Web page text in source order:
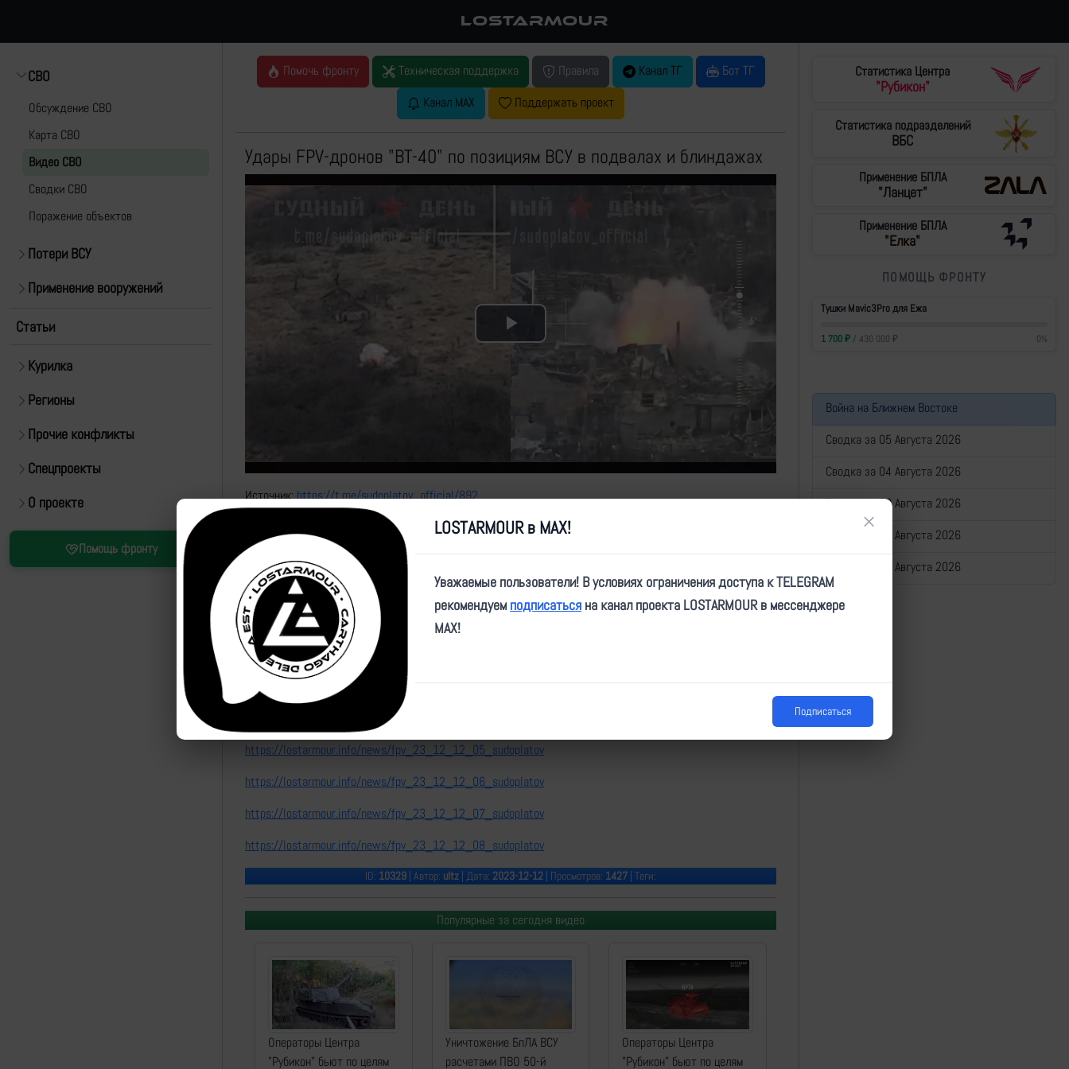
LOSTARMOUR
СВО
Обсуждение СВО
Карта СВО
Видео СВО
Cводки СВО
Поражение объектов
Потери ВСУ
Применение вооружений
Статьи
Курилка
Регионы
Прочие конфликты
Спецпроекты
О проекте
Помощь фронту
Помочь фронту Техническая поддержка Правила Канал ТГ
Бот ТГ
Канал MAX
Поддержать проект
Удары FPV-дронов "ВТ-40" по позициям ВСУ в подвалах и блиндажах
Play
Video
Источник:https://t.me/sudoplatov_official/892
FPV пилоты ВС РФ продолжают наводить ужас на позиции врага.
Новые кадры уничтожения врага высокоточными дронами камикадзе ВТ-40.
СУДНЫЙ ДЕНЬ
Удары по отдельности:
https://lostarmour.info/news/fpv_23_12_12_02_sudoplatov
https://lostarmour.info/news/fpv_23_12_12_03_sudoplatov
https://lostarmour.info/news/fpv_23_12_12_04_sudoplatov
https://lostarmour.info/news/fpv_23_12_12_05_sudoplatov
https://lostarmour.info/news/fpv_23_12_12_06_sudoplatov
https://lostarmour.info/news/fpv_23_12_12_07_sudoplatov
https://lostarmour.info/news/fpv_23_12_12_08_sudoplatov
ID: 10329 | Автор: ultz | Дата: 2023-12-12 | Просмотров: 1427 | Теги:
Популярные за сегодня видео
Операторы Центра
"Рубикон" бьют по целям
Уничтожение БпЛА ВСУ
расчетами ПВО 50-й
Операторы Центра
"Рубикон" бьют по целям
Статистика Центра
"Рубикон"
Статистика подразделений
ВБС
Применение БПЛА
"Ланцет"
Применение БПЛА
"Елка"
ПОМОЩЬ ФРОНТУ
Тушки Mavic3Pro для Ежа
1 700₽/ 430 000 ₽ 0%
Война на Ближнем Востоке
Сводка за 05 Августа 2026
Сводка за 04 Августа 2026
Сводка за 03 Августа 2026
Сводка за 02 Августа 2026
Сводка за 01 Августа 2026
LOSTARMOUR в MAX! ×
Уважаемые пользователи! В условиях ограничения доступа к TELEGRAM
рекомендуем подписаться на канал проекта LOSTARMOUR в мессенджере
MAX!
Подписаться